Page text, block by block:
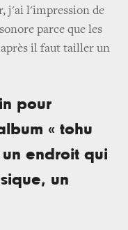
j'ai l'impression de
parce que les
il faut tailler un
pour
« tohu
un endroit qui
un